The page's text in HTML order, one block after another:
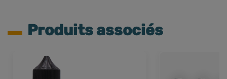
Produits associés